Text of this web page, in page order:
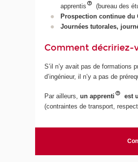
apprentis
(bureau des
Prospection continue du
Journées tutorales,
Comment décririez-
S’il n’y avait pas de formations
d’ingénieur, il n’y a pas de
Par ailleurs,un apprenti est
(contraintes de transport,